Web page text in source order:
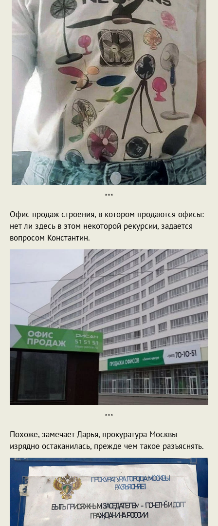
***
Офис продаж строения, в котором продаются офисы:
нет ли здесь в этом некоторой рекурсии, задается
вопросом Константин.
***
Похоже, замечает Дарья, прокуратура Москвы
изрядно остаканилась, прежде чем такое разъяснять.